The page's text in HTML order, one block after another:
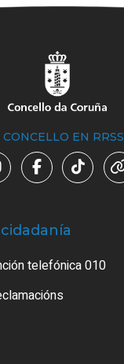
CONCELLO EN RRSS
telefónica 010